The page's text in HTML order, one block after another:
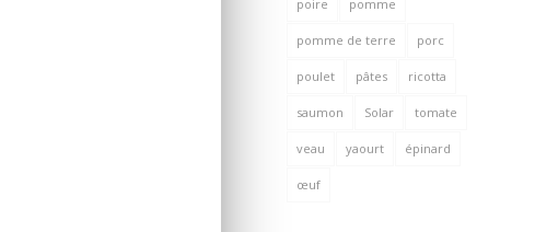
poire pomme
pomme de terre porc
poulet pâtes ricotta
saumon Solar tomate
veau yaourt épinard
œuf